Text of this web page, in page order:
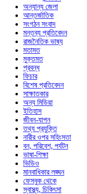
অন্যান্য জেলা
আন্তর্জাতিক
সংগঠন সংবাদ
মন্তব্য প্রতিবেদন
রাজনৈতিক ভাষ্য
মতামত
মুক্তমত
প্রবন্ধ
ফিচার
বিশেষ প্রতিবেদন
সাক্ষাতকার
অন্য মিডিয়া
ইতিহাস
জীবন-যাপন
তথ্য প্রযুক্তি
নারীর ওপর সহিংসতা
বন, পরিবেশ, পর্যটন
ভাষা-শিক্ষা
ভিডিও
মানবাধিকার লঙ্ঘন
ফেসবুক থেকে
স্বাস্থ্য, চিকিৎসা